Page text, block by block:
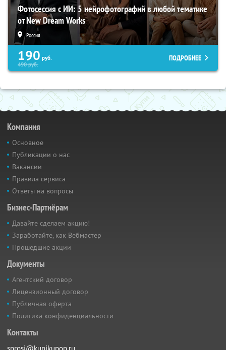
Фотосессия с ИИ: 5 нейрофотографий в любой тематике
от New Dream Works
Россия
190 руб.
490руб.
ПОДРОБНЕЕ
Компания
Основное
Публикации о нас
Вакансии
Правила сервиса
Ответы на вопросы
Бизнес-Партнёрам
Давайте сделаем акцию!
Заработайте, как Вебмастер
Прошедшие акции
Документы
Агентский договор
Лицензионный договор
Публичная оферта
Политика конфиденциальности
Контакты